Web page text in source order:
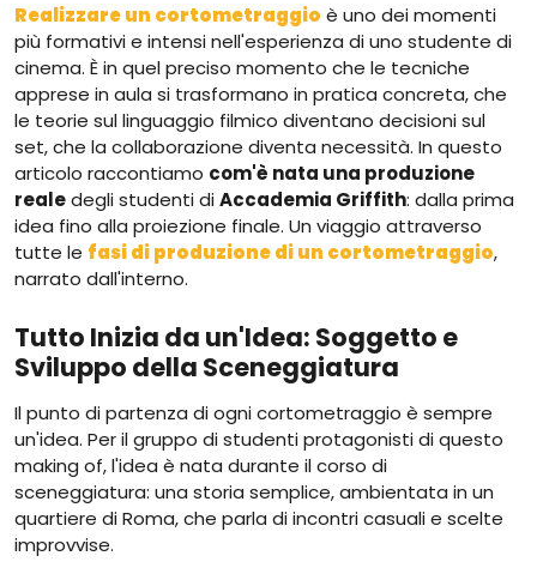
Realizzare un cortometraggio è uno dei momenti
più formativi e intensi nell'esperienza di uno studente di
cinema. È in quel preciso momento che le tecniche
apprese in aula si trasformano in pratica concreta, che
le teorie sul linguaggio filmico diventano decisioni sul
set, che la collaborazione diventa necessità. In questo
articolo raccontiamo com'è nata una produzione
realedegli studenti diAccademia Griffith: dalla prima
idea fino alla proiezione finale. Un viaggio attraverso
tutte le fasi di produzione di un cortometraggio,
narrato dall'interno.
Tutto Inizia da un'Idea: Soggetto e
Sviluppo della Sceneggiatura
Il punto di partenza di ogni cortometraggio è sempre
un'idea. Per il gruppo di studenti protagonisti di questo
making of, l'idea è nata durante il corso di
sceneggiatura: una storia semplice, ambientata in un
quartiere di Roma, che parla di incontri casuali e scelte
improvvise.